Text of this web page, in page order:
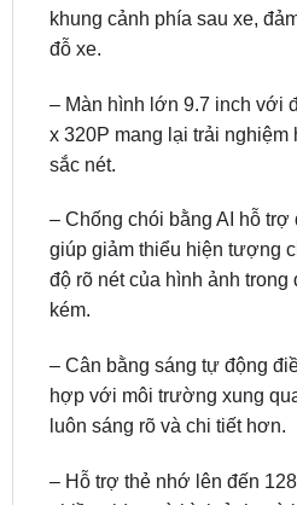
– Màn hình lớn 9.7 inch với
sắc nét.
– Chống chói bằng AI hỗ trợ
độ rõ nét của hình ảnh trong
kém.
– Cân bằng sáng tự động
luôn sáng rõ và chi tiết hơn.
– Hỗ trợ thẻ nhớ lên đến
lượng.